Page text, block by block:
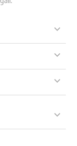



